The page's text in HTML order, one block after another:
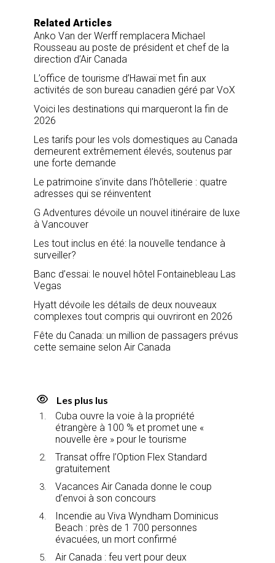
Related Articles
Anko Van der Werff remplacera Michael
Rousseau au poste de président et chef de la
direction d’Air Canada
L’office de tourisme d’Hawaï met fin aux
activités de son bureau canadien géré par VoX
Voici les destinations qui marqueront la fin de
2026
Les tarifs pour les vols domestiques au Canada
demeurent extrêmement élevés, soutenus par
une forte demande
Le patrimoine s’invite dans l’hôtellerie : quatre
adresses qui se réinventent
G Adventures dévoile un nouvel itinéraire de luxe
à Vancouver
Les tout inclus en été: la nouvelle tendance à
surveiller?
Banc d’essai: le nouvel hôtel Fontainebleau Las
Vegas
Hyatt dévoile les détails de deux nouveaux
complexes tout compris qui ouvriront en 2026
Fête du Canada: un million de passagers prévus
cette semaine selon Air Canada
Les plus lus
Cuba ouvre la voie à la propriété
étrangère à 100 % et promet une «
nouvelle ère » pour le tourisme
Transat offre l’Option Flex Standard
gratuitement
Vacances Air Canada donne le coup
d’envoi à son concours
Incendie au Viva Wyndham Dominicus
Beach : près de 1 700 personnes
évacuées, un mort confirmé
Air Canada : feu vert pour deux